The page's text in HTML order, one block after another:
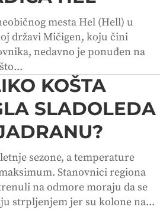
mesta Hel (Hell) u
državi Mičigen, koju čini
nedavno je ponuđen na
KOŠTA
SLADOLEDA
sezone, a temperature
Stanovnici regiona
na odmore moraju da se
strpljenjem jer su kolone na...